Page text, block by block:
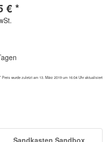
€ *
* Preis wurde zuletzt am 13. März 2019 um 16:04 Uhr aktualisiert
Sandkasten Sandbox